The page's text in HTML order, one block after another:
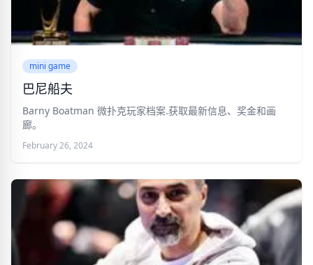
mini game
巴尼船夫
Barny Boatman 微扑克玩家档案.获取最新信息、奖金和画
廊。
February 26, 2024